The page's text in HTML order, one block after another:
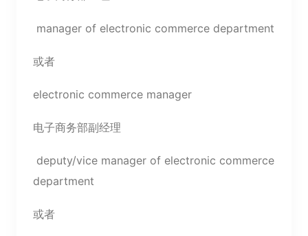
manager of electronic commerce department
或者
electronic commerce manager
电子商务部副经理
deputy/vice manager of electronic commerce
department
或者